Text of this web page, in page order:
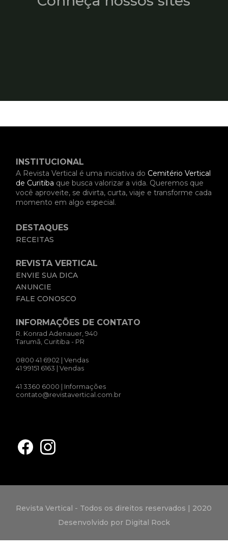
INSTITUCIONAL
A Revista Vertical é uma iniciativa do Cemitério Vertical
de Curitiba que busca valorizar a vida. Queremos que
você aproveite, se divirta, curta, viaje e transforme cada
momento em algo especial.
DESTAQUES
RECEITAS
REVISTA VERTICAL
ENVIE SUA DICA
ANUNCIE
FALE CONOSCO
INFORMAÇÕES DE CONTATO
R. Konrad Adenauer, 940
Tarumã, Curitiba - PR
0800 41 6902 | Vendas
41 99151 6163 | Vendas
41 3360 6000 | Informações
contato@revistavertical.com.br
Revista Vertical - Todos os direitos reservados | 2020
Desenvolvido por Digital Rock